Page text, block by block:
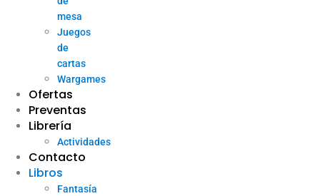
mesa
Juegos
de
cartas
Wargames
Ofertas
Preventas
Librería
Actividades
Contacto
Libros
Fantasía